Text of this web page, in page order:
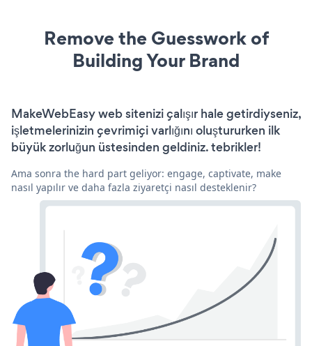
Remove the Guesswork of
Building Your Brand
MakeWebEasy web sitenizi çalışır hale getirdiyseniz,
işletmelerinizin çevrimiçi varlığını oluştururken ilk
büyük zorluğun üstesinden geldiniz. tebrikler!
Ama sonra the hard part geliyor: engage, captivate, make
nasıl yapılır ve daha fazla ziyaretçi nasıl desteklenir?